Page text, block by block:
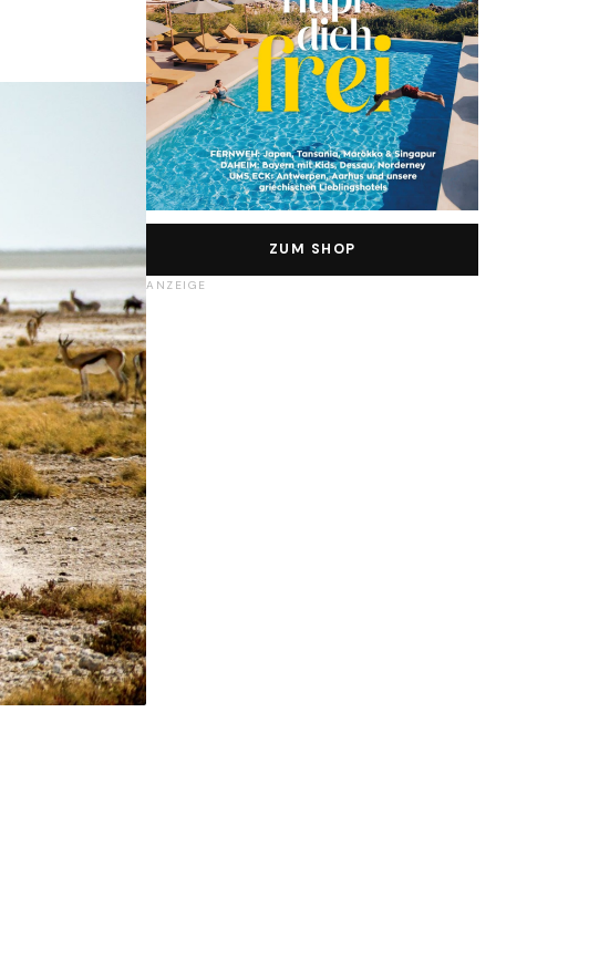
ZUM SHOP
ANZEIGE